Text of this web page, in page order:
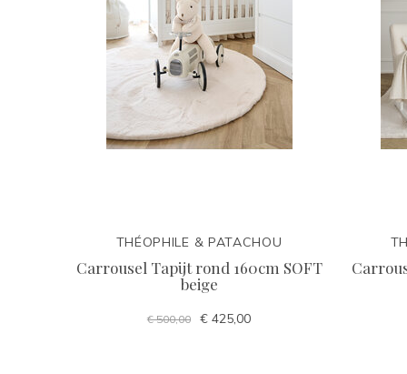
THÉOPHILE & PATACHOU
Carrousel Tapijt rond 160cm SOFT
beige
€ 500,00 € 425,00